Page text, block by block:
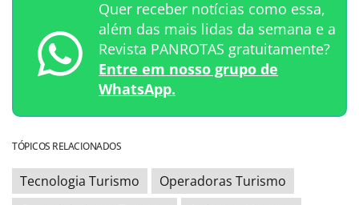
Quer receber notícias como essa,
além das mais lidas da semana e a
Revista PANROTAS gratuitamente?
Entre em nosso grupo de
WhatsApp.
TÓPICOS RELACIONADOS
Tecnologia Turismo
Operadoras Turismo